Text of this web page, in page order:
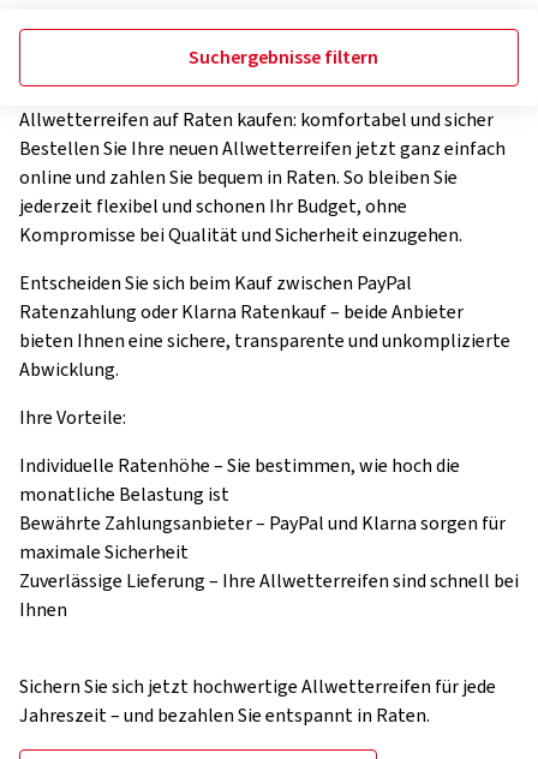
Suchergebnisse filtern
Allwetterreifen auf Raten kaufen: komfortabel und sicher
Bestellen Sie Ihre neuen Allwetterreifen jetzt ganz einfach
online und zahlen Sie bequem in Raten. So bleiben Sie
jederzeit flexibel und schonen Ihr Budget, ohne
Kompromisse bei Qualität und Sicherheit einzugehen.
Entscheiden Sie sich beim Kauf zwischen PayPal
Ratenzahlung oder Klarna Ratenkauf – beide Anbieter
bieten Ihnen eine sichere, transparente und unkomplizierte
Abwicklung.
Ihre Vorteile:
Individuelle Ratenhöhe – Sie bestimmen, wie hoch die
monatliche Belastung ist
Bewährte Zahlungsanbieter – PayPal und Klarna sorgen für
maximale Sicherheit
Zuverlässige Lieferung – Ihre Allwetterreifen sind schnell bei
Ihnen
Sichern Sie sich jetzt hochwertige Allwetterreifen für jede
Jahreszeit – und bezahlen Sie entspannt in Raten.